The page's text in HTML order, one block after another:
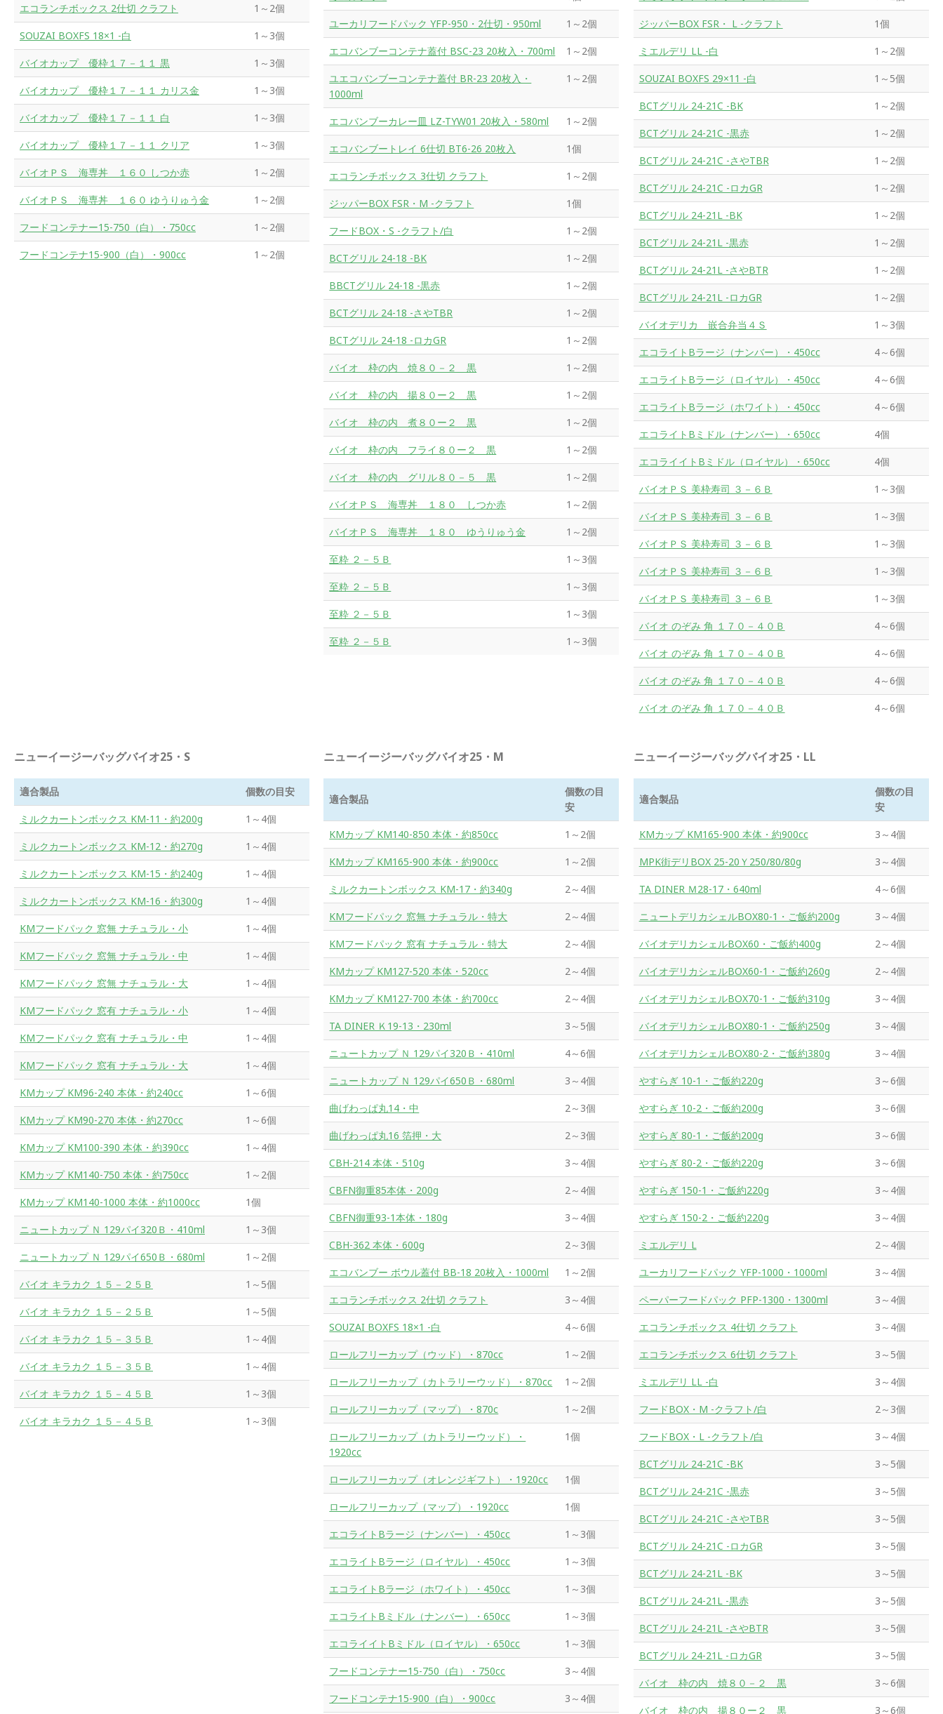
エコランチボックス 2仕切 クラフト 1～2個
SOUZAI BOXFS 18×1 -白 1～3個
バイオカップ 優枠１７－１１ 黒 1～3個
バイオカップ 優枠１７－１１ カリス金 1～3個
バイオカップ 優枠１７－１１ 白 1～3個
バイオカップ 優枠１７－１１ クリア 1～3個
バイオＰＳ 海専丼 １６０ しつか赤 1～2個
バイオＰＳ 海専丼 １６０ ゆうりゅう金 1～2個
フードコンテナー15-750（白）・750cc 1～2個
フードコンテナ15-900（白）・900cc 1～2個
ユーカリフードパック YFP-950・2仕切・950ml 1～2個
エコバンブーコンテナ蓋付 BSC-23 20枚入・700ml 1～2個
ユエコバンブーコンテナ蓋付 BR-23 20枚入・
1000ml
1～2個
エコバンブーカレー皿 LZ-TYW01 20枚入・580ml 1～2個
エコバンブートレイ 6仕切 BT6-26 20枚入 1個
エコランチボックス 3仕切 クラフト 1～2個
ジッパーBOX FSR・M -クラフト 1個
フードBOX・S -クラフト/白 1～2個
BCTグリル 24-18 -BK 1～2個
BBCTグリル 24-18 -黒赤 1～2個
BCTグリル 24-18 -さやTBR 1～2個
BCTグリル 24-18 -ロカGR 1～2個
バイオ 枠の内 焼８０－２ 黒 1～2個
バイオ 枠の内 揚８０ー２ 黒 1～2個
バイオ 枠の内 煮８０ー２ 黒 1～2個
バイオ 枠の内 フライ８０ー２ 黒 1～2個
バイオ 枠の内 グリル８０－５ 黒 1～2個
バイオＰＳ 海専丼 １８０ しつか赤 1～2個
バイオＰＳ 海専丼 １８０ ゆうりゅう金 1～2個
至粋 ２－５Ｂ 1～3個
至粋 ２－５Ｂ 1～3個
至粋 ２－５Ｂ 1～3個
至粋 ２－５Ｂ 1～3個
ジッパーBOX FSR・ L -クラフト 1個
ミエルデリ LL -白 1～2個
SOUZAI BOXFS 29×11 -白 1～5個
BCTグリル 24-21C -BK 1～2個
BCTグリル 24-21C -黒赤 1～2個
BCTグリル 24-21C -さやTBR 1～2個
BCTグリル 24-21C -ロカGR 1～2個
BCTグリル 24-21L -BK 1～2個
BCTグリル 24-21L -黒赤 1～2個
BCTグリル 24-21L -さやBTR 1～2個
BCTグリル 24-21L -ロカGR 1～2個
バイオデリカ 嵌合弁当４Ｓ 1～3個
エコライトBラージ（ナンバー）・450cc 4～6個
エコライトBラージ（ロイヤル）・450cc 4～6個
エコライトBラージ（ホワイト）・450cc 4～6個
エコライトBミドル（ナンバー）・650cc 4個
エコライイトBミドル（ロイヤル）・650cc 4個
バイオＰＳ 美枠寿司 ３－６Ｂ 1～3個
バイオＰＳ 美枠寿司 ３－６Ｂ 1～3個
バイオＰＳ 美枠寿司 ３－６Ｂ 1～3個
バイオＰＳ 美枠寿司 ３－６Ｂ 1～3個
バイオＰＳ 美枠寿司 ３－６Ｂ 1～3個
バイオ のぞみ 角 １７０－４０Ｂ 4～6個
バイオ のぞみ 角 １７０－４０Ｂ 4～6個
バイオ のぞみ 角 １７０－４０Ｂ 4～6個
バイオ のぞみ 角 １７０－４０Ｂ 4～6個
ニューイージーバッグバイオ25・S
適合製品 個数の目安
ミルクカートンボックス KM-11・約200g 1～4個
ミルクカートンボックス KM-12・約270g 1～4個
ミルクカートンボックス KM-15・約240g 1～4個
ミルクカートンボックス KM-16・約300g 1～4個
KMフードパック 窓無 ナチュラル・小 1～4個
KMフードパック 窓無 ナチュラル・中 1～4個
KMフードパック 窓無 ナチュラル・大 1～4個
KMフードパック 窓有 ナチュラル・小 1～4個
KMフードパック 窓有 ナチュラル・中 1～4個
KMフードパック 窓有 ナチュラル・大 1～4個
KMカップ KM96-240 本体・約240cc 1～6個
KMカップ KM90-270 本体・約270cc 1～6個
KMカップ KM100-390 本体・約390cc 1～4個
KMカップ KM140-750 本体・約750cc 1～2個
KMカップ KM140-1000 本体・約1000cc 1個
ニュートカップ Ｎ 129パイ320Ｂ・410ml 1～3個
ニュートカップ Ｎ 129パイ650Ｂ・680ml 1～2個
バイオ キラカク １５－２５Ｂ 1～5個
バイオ キラカク １５－２５Ｂ 1～5個
バイオ キラカク １５－３５Ｂ 1～4個
バイオ キラカク １５－３５Ｂ 1～4個
バイオ キラカク １５－４５Ｂ 1～3個
バイオ キラカク １５－４５Ｂ 1～3個
ニューイージーバッグバイオ25・M
適合製品
個数の目
安
KMカップ KM140-850 本体・約850cc 1～2個
KMカップ KM165-900 本体・約900cc 1～2個
ミルクカートンボックス KM-17・約340g 2～4個
KMフードパック 窓無 ナチュラル・特大 2～4個
KMフードパック 窓有 ナチュラル・特大 2～4個
KMカップ KM127-520 本体・520cc 2～4個
KMカップ KM127-700 本体・約700cc 2～4個
TA DINER Ｋ19-13・230ml 3～5個
ニュートカップ Ｎ 129パイ320Ｂ・410ml 4～6個
ニュートカップ Ｎ 129パイ650Ｂ・680ml 3～4個
曲げわっぱ丸14・中 2～3個
曲げわっぱ丸16 箔押・大 2～3個
CBH-214 本体・510g 3～4個
CBFN御重85本体・200g 2～4個
CBFN御重93-1本体・180g 3～4個
CBH-362 本体・600g 2～3個
エコバンブー ボウル蓋付 BB-18 20枚入・1000ml 1～2個
エコランチボックス 2仕切 クラフト 3～4個
SOUZAI BOXFS 18×1 -白 4～6個
ロールフリーカップ（ウッド）・870cc 1～2個
ロールフリーカップ（カトラリーウッド）・870cc 1～2個
ロールフリーカップ（マップ）・870c 1～2個
ロールフリーカップ（カトラリーウッド）・
1920cc
1個
ロールフリーカップ（オレンジギフト）・1920cc 1個
ロールフリーカップ（マップ）・1920cc 1個
エコライトBラージ（ナンバー）・450cc 1～3個
エコライトBラージ（ロイヤル）・450cc 1～3個
エコライトBラージ（ホワイト）・450cc 1～3個
エコライトBミドル（ナンバー）・650cc 1～3個
エコライイトBミドル（ロイヤル）・650cc 1～3個
フードコンテナー15-750（白）・750cc 3～4個
フードコンテナ15-900（白）・900cc 3～4個
ニューイージーバッグバイオ25・LL
適合製品
個数の目
安
KMカップ KM165-900 本体・約900cc 3～4個
MPK街デリBOX 25-20Ｙ250/80/80g 3～4個
TA DINER Ｍ28-17・640ml 4～6個
ニュートデリカシェルBOX80-1・ご飯約200g 3～4個
バイオデリカシェルBOX60・ご飯約400g 2～4個
バイオデリカシェルBOX60-1・ご飯約260g 2～4個
バイオデリカシェルBOX70-1・ご飯約310g 3～4個
バイオデリカシェルBOX80-1・ご飯約250g 3～4個
バイオデリカシェルBOX80-2・ご飯約380g 3～4個
やすらぎ 10-1・ご飯約220g 3～6個
やすらぎ 10-2・ご飯約200g 3～6個
やすらぎ 80-1・ご飯約200g 3～6個
やすらぎ 80-2・ご飯約220g 3～6個
やすらぎ 150-1・ご飯約220g 3～4個
やすらぎ 150-2・ご飯約220g 3～4個
ミエルデリ L 2～4個
ユーカリフードパック YFP-1000・1000ml 3～4個
ペーパーフードパック PFP-1300・1300ml 3～4個
エコランチボックス 4仕切 クラフト 3～4個
エコランチボックス 6仕切 クラフト 3～5個
ミエルデリ LL -白 3～4個
フードBOX・M -クラフト/白 2～3個
フードBOX・L -クラフト/白 3～4個
BCTグリル 24-21C -BK 3～5個
BCTグリル 24-21C -黒赤 3～5個
BCTグリル 24-21C -さやTBR 3～5個
BCTグリル 24-21C -ロカGR 3～5個
BCTグリル 24-21L -BK 3～5個
BCTグリル 24-21L -黒赤 3～5個
BCTグリル 24-21L -さやBTR 3～5個
BCTグリル 24-21L -ロカGR 3～5個
バイオ 枠の内 焼８０－２ 黒 3～6個
バイオ 枠の内 揚８０ー２ 黒 3～6個